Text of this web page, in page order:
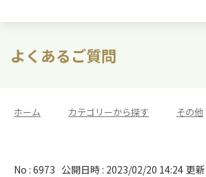
よくあるご質問
ホーム カテゴリーから探す その他
No : 6973 公開日時 : 2023/02/20 14:24 更